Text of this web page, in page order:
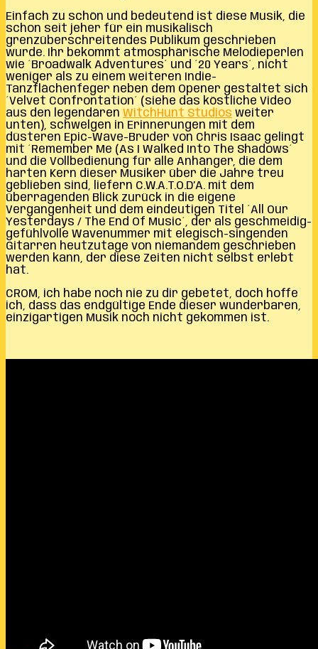
Einfach zu schön und bedeutend ist diese Musik, die
schon seit jeher für ein musikalisch
grenzüberschreitendes Publikum geschrieben
wurde. Ihr bekommt atmosphärische Melodieperlen
wie ´Broadwalk Adventures´ und ´20 Years´, nicht
weniger als zu einem weiteren Indie-
Tanzflächenfeger neben dem Opener gestaltet sich
´Velvet Confrontation´ (siehe das köstliche Video
aus den legendären WitchHunt Studios weiter
unten), schwelgen in Erinnerungen mit dem
düsteren Epic-Wave-Bruder von Chris Isaac gelingt
mit ´Remember Me (As I Walked Into The Shadows´
und die Vollbedienung für alle Anhänger, die dem
harten Kern dieser Musiker über die Jahre treu
geblieben sind, liefern C.W.A.T.O.D’A. mit dem
überragenden Blick zurück in die eigene
Vergangenheit und dem eindeutigen Titel ´All Our
Yesterdays / The End Of Music´, der als geschmeidig-
gefühlvolle Wavenummer mit elegisch-singenden
Gitarren heutzutage von niemandem geschrieben
werden kann, der diese Zeiten nicht selbst erlebt
hat.
CROM, ich habe noch nie zu dir gebetet, doch hoffe
ich, dass das endgültige Ende dieser wunderbaren,
einzigartigen Musik noch nicht gekommen ist.